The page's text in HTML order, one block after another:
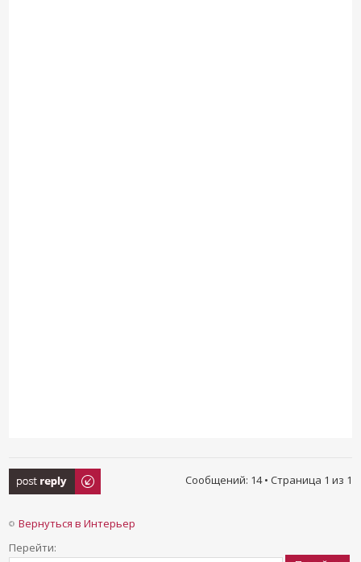
Ответить Сообщений: 14 • Страница 1 из 1
Вернуться в Интерьер
Перейти: